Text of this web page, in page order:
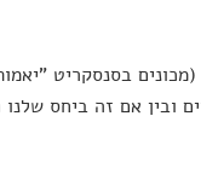
10 כללי מוסר והתנהגות (מכונים
ובין אם זה ביחס